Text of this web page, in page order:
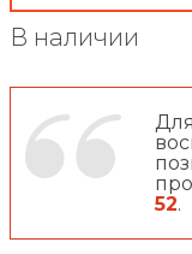
В наличии
52.